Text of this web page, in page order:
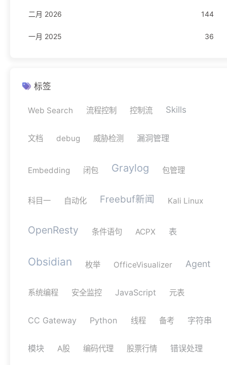
TypeScript 4
网络安全 11
科目一
二月 2026 144
一月 2025 36
标签
Web Search 流程控制 控制流 Skills
文档 debug 威胁检测 漏洞管理
Embedding 闭包 Graylog 包管理
科目一 自动化 Freebuf新闻 Kali Linux
OpenResty 条件语句 ACPX 表
Obsidian 枚举 OfficeVisualizer Agent
系统编程 安全监控 JavaScript 元表
CC Gateway Python 线程 备考 字符串
模块 A股 编码代理 股票行情 错误处理